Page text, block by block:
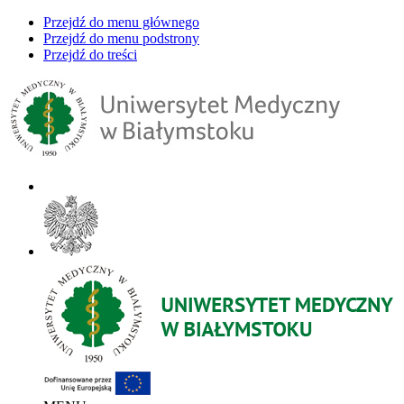
Przejdź do menu głównego
Przejdź do menu podstrony
Przejdź do treści